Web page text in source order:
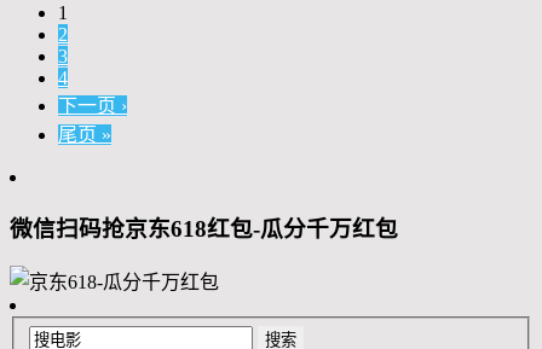
1
2
3
4
下一页 ›
尾页 »
微信扫码抢京东618红包-瓜分千万红包